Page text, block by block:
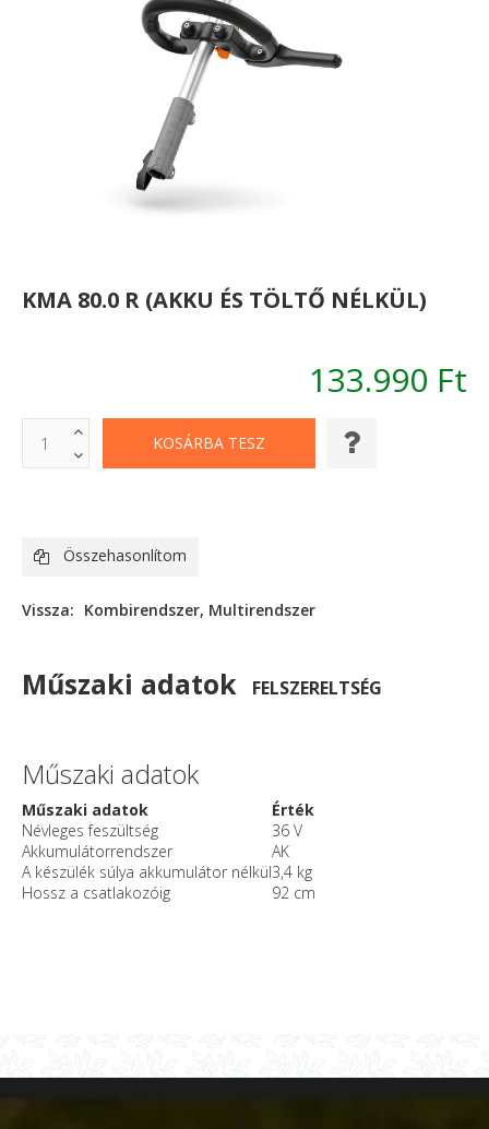
KMA 80.0 R (AKKU ÉS TÖLTŐ NÉLKÜL)
133.990 Ft
Összehasonlítom
Vissza: Kombirendszer, Multirendszer
Műszaki adatok FELSZERELTSÉG
Műszaki adatok
Műszaki adatok
Érték
Névleges feszültség
36 V
Akkumulátorrendszer
AK
A készülék súlya akkumulátor nélkül3,4 kg
Hossz a csatlakozóig
92 cm